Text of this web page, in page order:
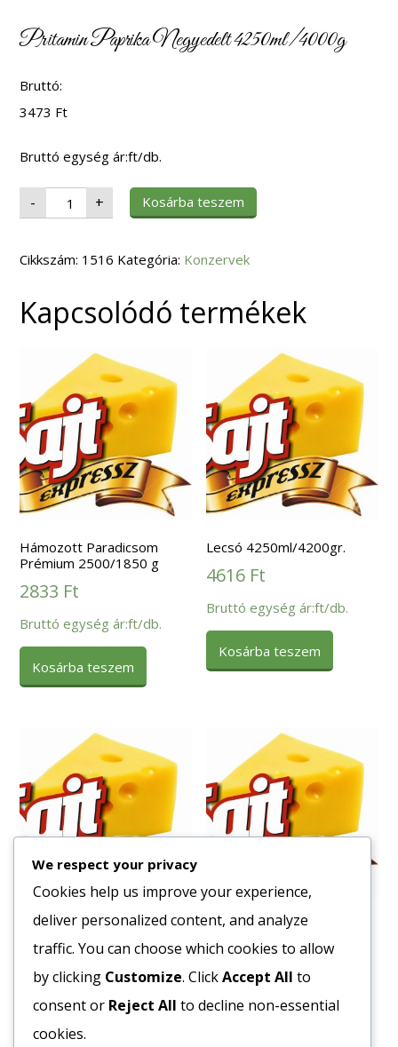
Pritamin Paprika Negyedelt 4250ml/4000g
Bruttó:
3473 Ft
Bruttó egység ár:ft/db.
- Pritamin
Paprika
Negyedelt
+ Kosárba teszem
Cikkszám: 1516 Kategória: Konzervek
Kapcsolódó termékek
Hámozott Paradicsom
Prémium 2500/1850 g
2833 Ft
Bruttó egység ár:ft/db.
Kosárba teszem
Lecsó 4250ml/4200gr.
4616 Ft
Bruttó egység ár:ft/db.
Kosárba teszem
Hámozott Darabolt
Paradicsom 2500/1300 g
2864Ft
Bruttó egység ár:ft/db.
Szárított Paradicsom 1600
g./ 750 g
6064Ft
Bruttó egység ár:ft/db.
We respect your privacy
Cookies help us improve your experience,
deliver personalized content, and analyze
traffic. You can choose which cookies to allow
by clicking Customize. ClickAccept All to
consent or Reject All to decline non-essential
cookies.